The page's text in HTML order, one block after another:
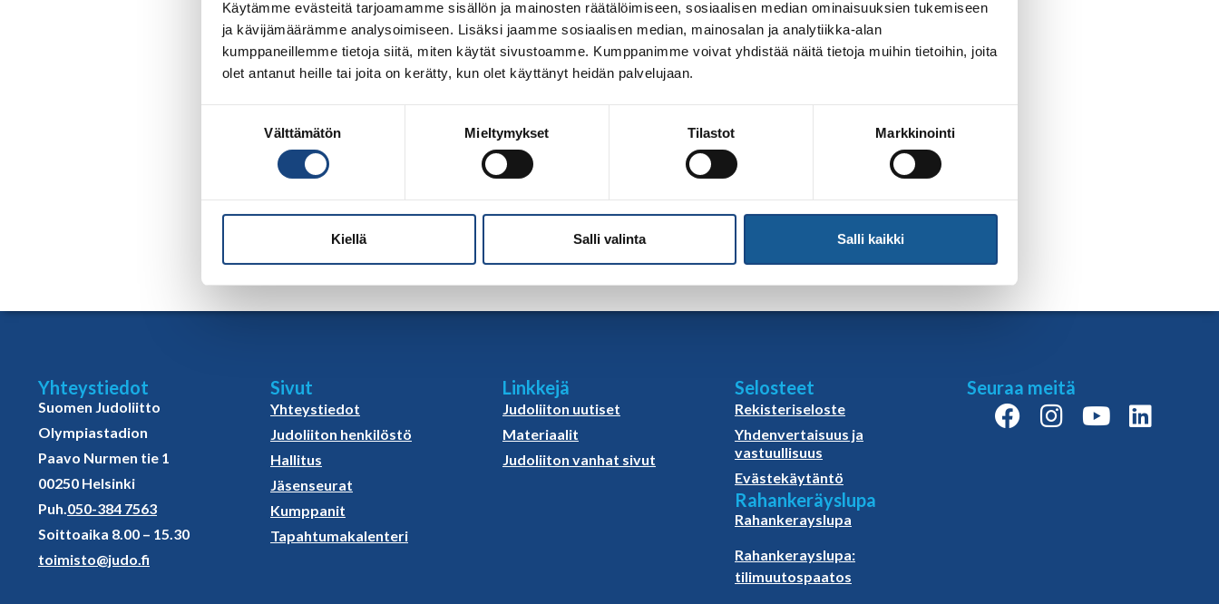
Käytämme evästeitä tarjoamamme sisällön ja mainosten räätälöimiseen, sosiaalisen median ominaisuuksien tukemiseen
ja kävijämäärämme analysoimiseen. Lisäksi jaamme sosiaalisen median, mainosalan ja analytiikka-alan
kumppaneillemme tietoja siitä, miten käytät sivustoamme. Kumppanimme voivat yhdistää näitä tietoja muihin tietoihin, joita
olet antanut heille tai joita on kerätty, kun olet käyttänyt heidän palvelujaan.
Välttämätön Mieltymykset Tilastot Markkinointi
Kiellä Salli valinta Salli kaikki
Rovaniemen Koyama järjestää Oppimisen ja opettamisen perustaidot judossa -koulutuksen 2.-3.5.2026 Santasportilla.
tekemiin opetustuokioihin, joista he saavat palautetta. Erityisesti keskitytään parityöskentelyyn ja käydään mm. läpi oppimisen
vaiheet teoriassa sekä sovelletaan teoriaa käytännön harjoitteluun.
Yhteystiedot
Suomen Judoliitto
Olympiastadion
Paavo Nurmen tie 1
00250 Helsinki
Puh.050-384 7563
Soittoaika 8.00 – 15.30
toimisto@judo.fi
Sivut
Yhteystiedot
Judoliiton henkilöstö
Hallitus
Jäsenseurat
Kumppanit
Tapahtumakalenteri
Linkkejä
Judoliiton uutiset
Materiaalit
Judoliiton vanhat sivut
Selosteet
Rekisteriseloste
Yhdenvertaisuus ja
vastuullisuus
Evästekäytäntö
Rahankeräyslupa
Rahankerayslupa
Rahankerayslupa:
tilimuutospaatos
Seuraa meitä